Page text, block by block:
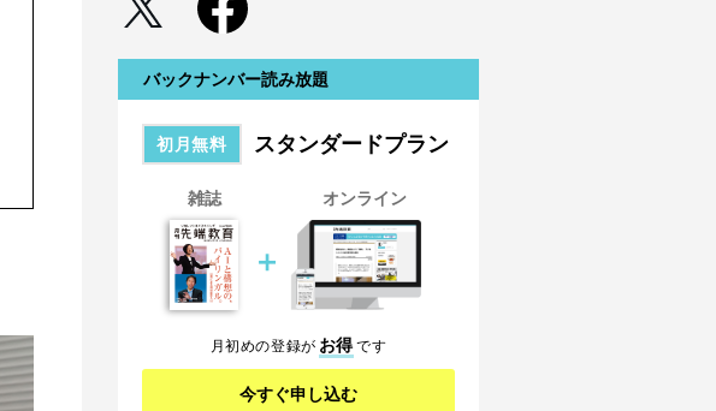
バックナンバー読み放題
初月無料 スタンダードプラン
雑誌
＋
オンライン
月初めの登録が お得です
今すぐ申し込む